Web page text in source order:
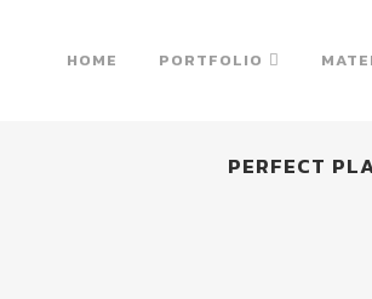
HOME PORTFOLIO
PERFECT